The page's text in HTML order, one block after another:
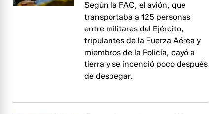
Según la FAC, el avión, que
transportaba a 125 personas
entre militares del Ejército,
tripulantes de la Fuerza Aérea y
miembros de la Policía, cayó a
tierra y se incendió poco después
de despegar.